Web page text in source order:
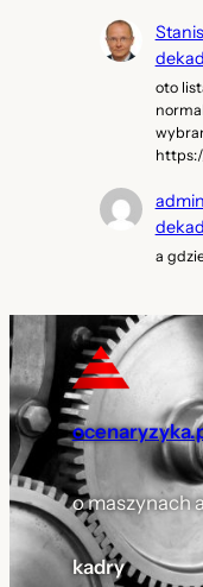
oto
a
o maszynach
kadry